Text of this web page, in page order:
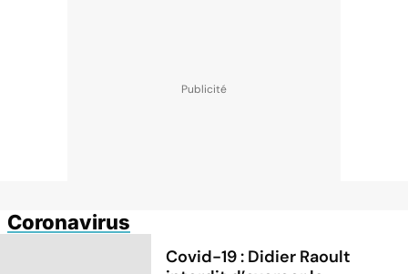
Coronavirus
Covid-19 : Didier Raoult